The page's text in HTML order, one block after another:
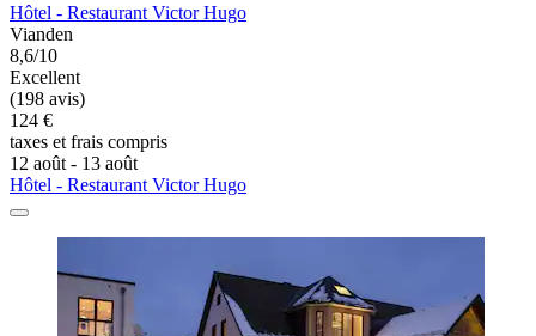
Hôtel - Restaurant Victor Hugo
Vianden
8,6/10
Excellent
(198 avis)
124 €
taxes et frais compris
12 août - 13 août
Hôtel - Restaurant Victor Hugo